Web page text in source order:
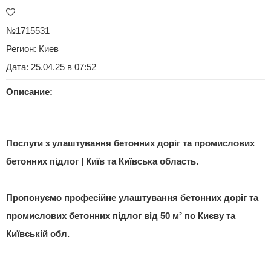
№1715531
Регион: Киев
Дата: 25.04.25 в 07:52
Описание:
Послуги з улаштування бетонних доріг та промислових
бетонних підлог | Київ та Київська область.
Пропонуємо професійне улаштування бетонних доріг та
промислових бетонних підлог від 50 м² по Києву та
Київській обл.